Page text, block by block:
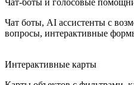
Чат боты, AI ассистенты с
вопросы, интерактивные
Карты объектов с фильтрами,
навигацией,